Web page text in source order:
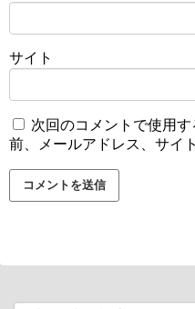
サイト
次回のコメントで使用
前、メールアドレス、サイ